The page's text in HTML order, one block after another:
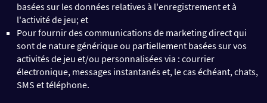
basées sur les données relatives à l'enregistrement et à
l'activité de jeu; et
Pour fournir des communications de marketing direct qui
sont de nature générique ou partiellement basées sur vos
activités de jeu et/ou personnalisées via : courrier
électronique, messages instantanés et, le cas échéant, chats,
SMS et téléphone.